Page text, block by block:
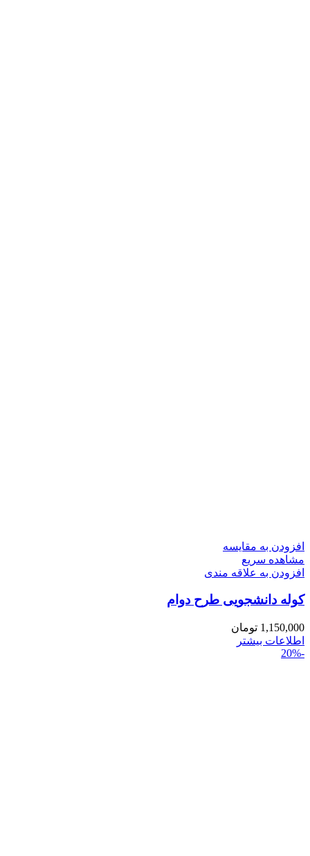
افزودن به مقایسه
مشاهده سریع
افزودن به علاقه مندی
کوله دانشجویی طرح دوام
1,150,000 تومان
اطلاعات بیشتر
-20%